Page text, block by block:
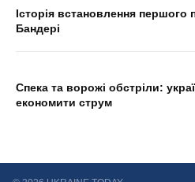
Історія встановлення першого
Бандері
Спека та ворожі обстріли:
економити струм